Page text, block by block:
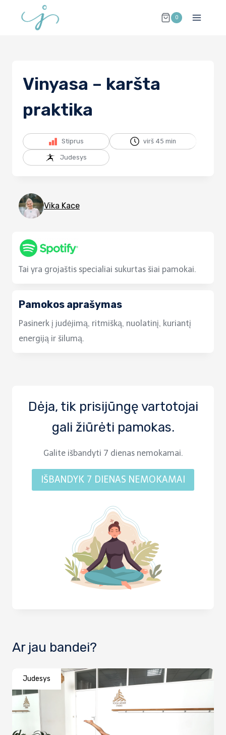
0
Vinyasa – karšta
praktika
Stiprus virš 45 min
Judesys
Dėja, tik prisijūngę vartotojai
gali žiūrėti pamokas.
Galite išbandyti 7 dienas nemokamai.
IŠBANDYK 7 DIENAS NEMOKAMAI
Vika Kace
Tai yra grojaštis specialiai sukurtas šiai pamokai.
Pamokos aprašymas
Pasinerk į judėjimą, ritmišką, nuolatinį, kuriantį
energiją ir šilumą.
Ar jau bandei?
Judesys